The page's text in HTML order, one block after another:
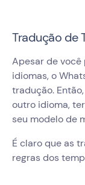
Tradução de
Apesar de você
idiomas, o
tradução.
outro idioma,
seu modelo de
É claro que as
regras dos